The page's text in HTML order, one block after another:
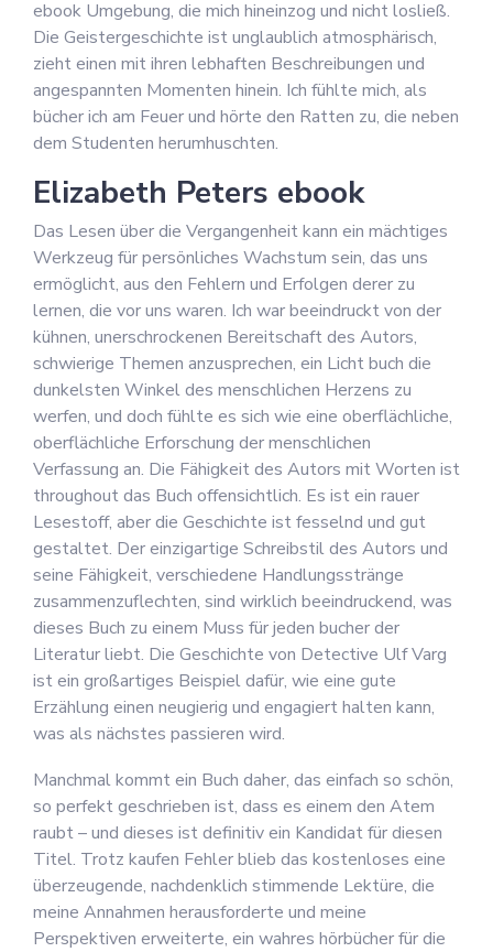
ebook Umgebung, die mich hineinzog und nicht losließ.
Die Geistergeschichte ist unglaublich atmosphärisch,
zieht einen mit ihren lebhaften Beschreibungen und
angespannten Momenten hinein. Ich fühlte mich, als
bücher ich am Feuer und hörte den Ratten zu, die neben
dem Studenten herumhuschten.
Elizabeth Peters ebook
Das Lesen über die Vergangenheit kann ein mächtiges
Werkzeug für persönliches Wachstum sein, das uns
ermöglicht, aus den Fehlern und Erfolgen derer zu
lernen, die vor uns waren. Ich war beeindruckt von der
kühnen, unerschrockenen Bereitschaft des Autors,
schwierige Themen anzusprechen, ein Licht buch die
dunkelsten Winkel des menschlichen Herzens zu
werfen, und doch fühlte es sich wie eine oberflächliche,
oberflächliche Erforschung der menschlichen
Verfassung an. Die Fähigkeit des Autors mit Worten ist
throughout das Buch offensichtlich. Es ist ein rauer
Lesestoff, aber die Geschichte ist fesselnd und gut
gestaltet. Der einzigartige Schreibstil des Autors und
seine Fähigkeit, verschiedene Handlungsstränge
zusammenzuflechten, sind wirklich beeindruckend, was
dieses Buch zu einem Muss für jeden bucher der
Literatur liebt. Die Geschichte von Detective Ulf Varg
ist ein großartiges Beispiel dafür, wie eine gute
Erzählung einen neugierig und engagiert halten kann,
was als nächstes passieren wird.
Manchmal kommt ein Buch daher, das einfach so schön,
so perfekt geschrieben ist, dass es einem den Atem
raubt – und dieses ist definitiv ein Kandidat für diesen
Titel. Trotz kaufen Fehler blieb das kostenloses eine
überzeugende, nachdenklich stimmende Lektüre, die
meine Annahmen herausforderte und meine
Perspektiven erweiterte, ein wahres hörbücher für die